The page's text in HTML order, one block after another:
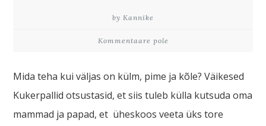
by Kannike
Kommentaare pole
Mida teha kui väljas on külm, pime ja kõle? Väikesed
Kukerpallid otsustasid, et siis tuleb külla kutsuda oma
mammad ja papad, et üheskoos veeta üks tore